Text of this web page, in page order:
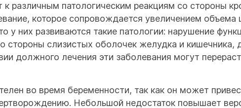
различным патологическим реакциям со стороны
которое сопровождается увеличением объема
у них развиваются такие патологии: нарушение
слизистых оболочек желудка и кишечника,
должного лечения эти заболевания могут
во время беременности, так как он может
Небольшой недостаток повышает